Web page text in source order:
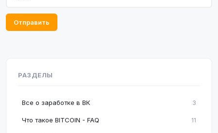
Отправить
РАЗДЕЛЫ
Все о заработке в ВК 3
Что такое BITCOIN - FAQ 11